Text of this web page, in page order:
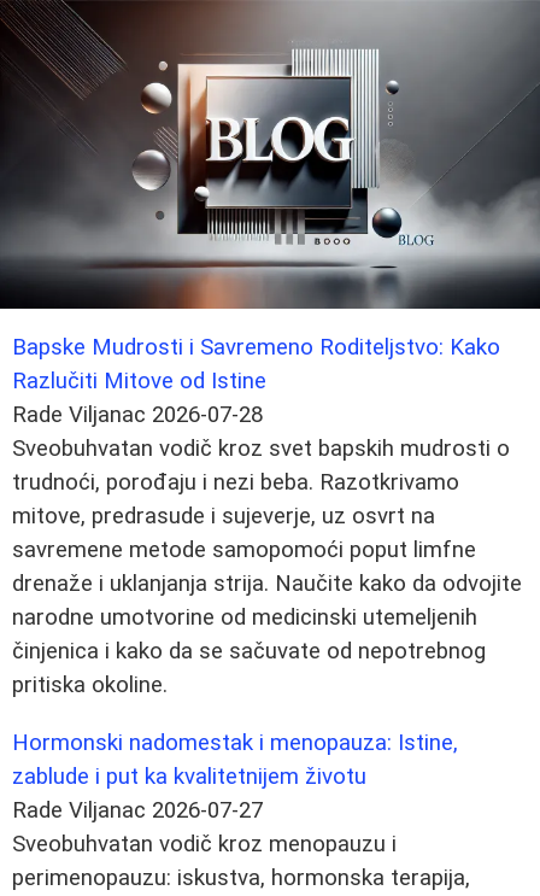
Bapske Mudrosti i Savremeno Roditeljstvo: Kako
Razlučiti Mitove od Istine
Rade Viljanac 2026-07-28
Sveobuhvatan vodič kroz svet bapskih mudrosti o
trudnoći, porođaju i nezi beba. Razotkrivamo
mitove, predrasude i sujeverje, uz osvrt na
savremene metode samopomoći poput limfne
drenaže i uklanjanja strija. Naučite kako da odvojite
narodne umotvorine od medicinski utemeljenih
činjenica i kako da se sačuvate od nepotrebnog
pritiska okoline.
Hormonski nadomestak i menopauza: Istine,
zablude i put ka kvalitetnijem životu
Rade Viljanac 2026-07-27
Sveobuhvatan vodič kroz menopauzu i
perimenopauzu: iskustva, hormonska terapija,